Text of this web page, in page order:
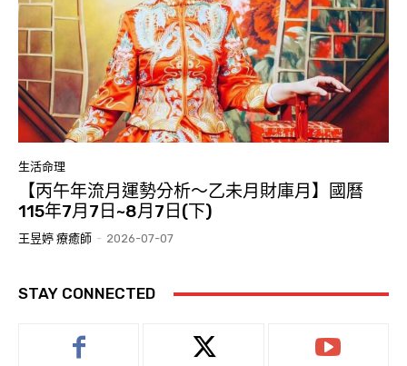
生活命理
【丙午年流月運勢分析～乙未月財庫月】國曆
115年7月7日~8月7日(下)
王昱婷 療癒師 - 2026-07-07
STAY CONNECTED